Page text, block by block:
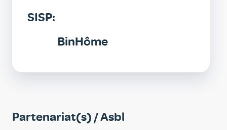
SISP:
BinHôme
Partenariat(s) / Asbl